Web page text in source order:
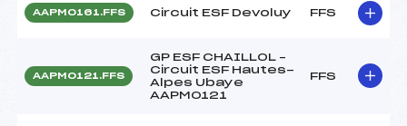
AAPM0161.FFS Circuit ESF Devoluy FFS
AAPM0121.FFS
GP ESF CHAILLOL –
Circuit ESF Hautes-
Alpes Ubaye
AAPM0121
FFS